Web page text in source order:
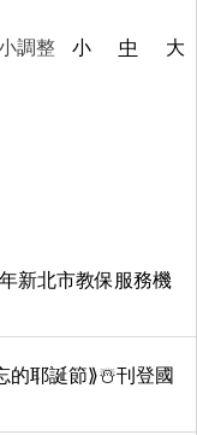
調整 小 中 大
新北市教保服務機
的耶誕節⟫☃️刊登國